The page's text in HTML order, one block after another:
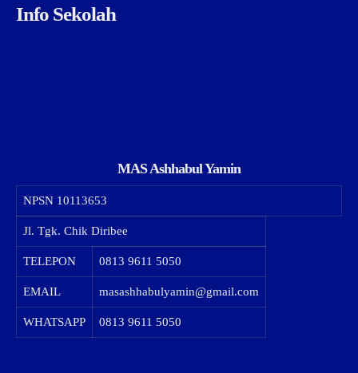
Info Sekolah
MAS Ashhabul Yamin
NPSN 10113653
Jl. Tgk. Chik Diribee
TELEPON 0813 9611 5050
EMAIL masashhabulyamin@gmail.com
WHATSAPP 0813 9611 5050